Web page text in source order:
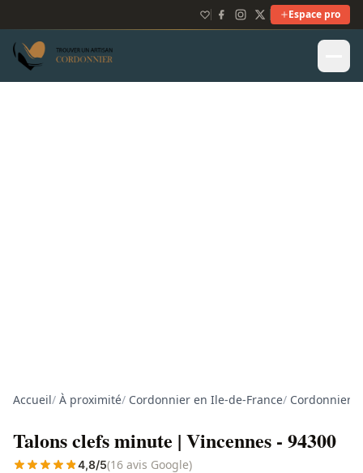
Espace pro
Accueil/ À proximité/ Cordonnier en Ile-de-France/ Cordonnier
Talons clefs minute | Vincennes - 94300
4,8/5(16 avis Google)